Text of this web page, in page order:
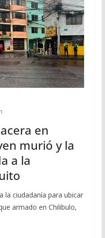
en
murió y la
a la
la ciudadanía para ubicar
armado en Chilibulo,